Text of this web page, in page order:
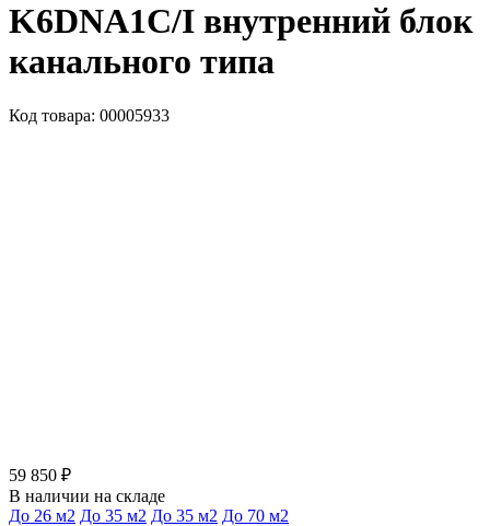
K6DNA1C/I внутренний блок
канального типа
Код товара: 00005933
59 850 ₽
В наличии на складе
До 26 м2 До 35 м2 До 35 м2 До 70 м2